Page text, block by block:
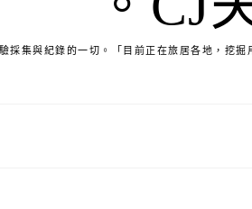
採集與紀錄的一切。「目前正在旅居各地，挖